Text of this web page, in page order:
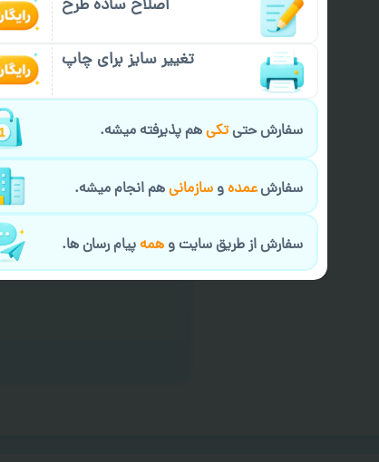
فرمایید.
برای ارسال پیام در
پیام رسان های زیر
طراحی نهایی قبل
در صورت نیاز به
ارسال و یا کادو
ایمیل جهت ثبت یا
اصلاح ساده طرح
تغییر سایز برای چاپ
سفارش حتیتکیهم پذیرفته میشه.
سفارشعمدهوسازمانیهم انجام میشه.
سفارش از طریق سایت وهمهپیام رسان ها.